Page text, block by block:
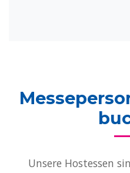
Unsere Hostessen